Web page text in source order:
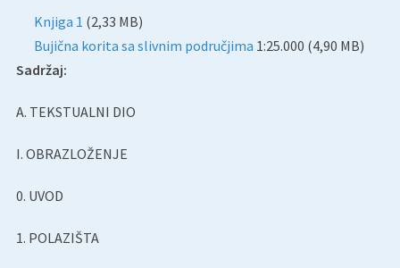
Knjiga 1 (2,33 MB)
Bujična korita sa slivnim područjima 1:25.000 (4,90 MB)
Sadržaj:
A. TEKSTUALNI DIO
I. OBRAZLOŽENJE
0. UVOD
1. POLAZIŠTA